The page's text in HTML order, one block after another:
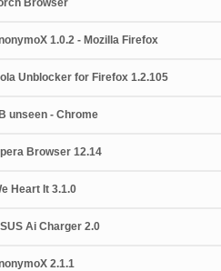
Browser
1.0.2 - Mozilla Firefox
Unblocker for Firefox 1.2.105
unseen - Chrome
Browser 12.14
Heart It 3.1.0
Ai Charger 2.0
2.1.1